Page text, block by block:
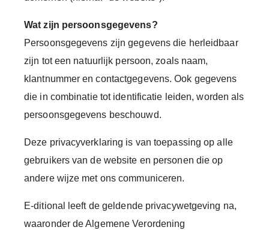
Wat zijn persoonsgegevens?
Persoonsgegevens zijn gegevens die herleidbaar
zijn tot een natuurlijk persoon, zoals naam,
klantnummer en contactgegevens. Ook gegevens
die in combinatie tot identificatie leiden, worden als
persoonsgegevens beschouwd.
Deze privacyverklaring is van toepassing op alle
gebruikers van de website en personen die op
andere wijze met ons communiceren.
E-ditional leeft de geldende privacywetgeving na,
waaronder de Algemene Verordening